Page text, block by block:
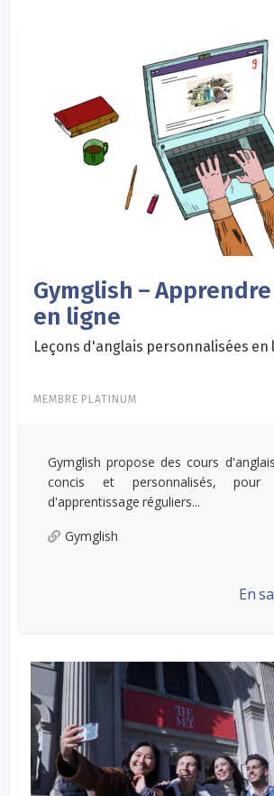
Gymglish –
en ligne
Leçons d'anglais personnalisées en
MEMBRE PLATINUM
Gymglish propose des cours
concis et personnalisés,
d'apprentissage réguliers...
Gymglish
En